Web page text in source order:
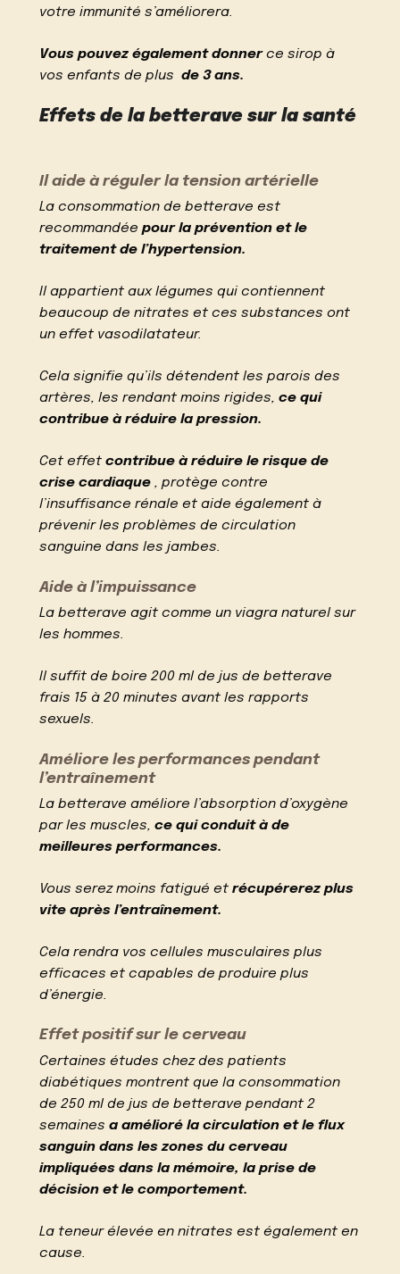
votre immunité s’améliorera.
Vous pouvez également donnerce sirop à
vos enfants de plus de 3 ans.
Effets de la betterave sur la santé
Il aide à réguler la tension artérielle
La consommation de betterave est
recommandéepour la prévention et le
traitement de l’hypertension.
Il appartient aux légumes qui contiennent
beaucoup de nitrates et ces substances ont
un effet vasodilatateur.
Cela signifie qu’ils détendent les parois des
artères, les rendant moins rigides,ce qui
contribue à réduire la pression.
Cet effetcontribue à réduire le risque de
crise cardiaque , protège contre
l’insuffisance rénale et aide également à
prévenir les problèmes de circulation
sanguine dans les jambes.
Aide à l’impuissance
La betterave agit comme un viagra naturel sur
les hommes.
Il suffit de boire 200 ml de jus de betterave
frais 15 à 20 minutes avant les rapports
sexuels.
Améliore les performances pendant
l’entraînement
La betterave améliore l’absorption d’oxygène
par les muscles,ce qui conduit à de
meilleures performances.
Vous serez moins fatigué etrécupérerez plus
vite après l’entraînement.
Cela rendra vos cellules musculaires plus
efficaces et capables de produire plus
d’énergie.
Effet positif sur le cerveau
Certaines études chez des patients
diabétiques montrent que la consommation
de 250 ml de jus de betterave pendant 2
semainesa amélioré la circulation et le flux
sanguin dans les zones du cerveau
impliquées dans la mémoire, la prise de
décision et le comportement.
La teneur élevée en nitrates est également en
cause.